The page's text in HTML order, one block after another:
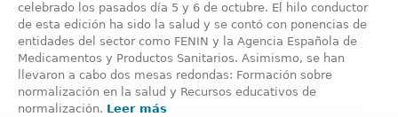
celebrado los pasados día 5 y 6 de octubre. El hilo conductor
de esta edición ha sido la salud y se contó con ponencias de
entidades del sector como FENIN y la Agencia Española de
Medicamentos y Productos Sanitarios. Asimismo, se han
llevaron a cabo dos mesas redondas: Formación sobre
normalización en la salud y Recursos educativos de
normalización. Leer más